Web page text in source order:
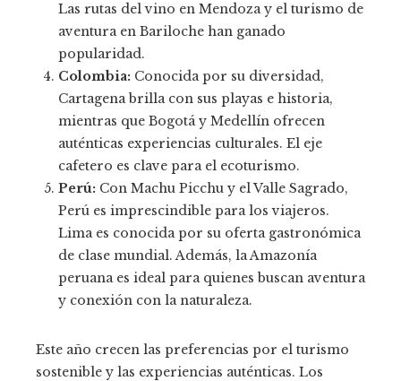
Las rutas del vino en Mendoza y el turismo de
aventura en Bariloche han ganado
popularidad.
Colombia: Conocida por su diversidad,
Cartagena brilla con sus playas e historia,
mientras que Bogotá y Medellín ofrecen
auténticas experiencias culturales. El eje
cafetero es clave para el ecoturismo.
Perú: Con Machu Picchu y el Valle Sagrado,
Perú es imprescindible para los viajeros.
Lima es conocida por su oferta gastronómica
de clase mundial. Además, la Amazonía
peruana es ideal para quienes buscan aventura
y conexión con la naturaleza.
Este año crecen las preferencias por el turismo
sostenible y las experiencias auténticas. Los